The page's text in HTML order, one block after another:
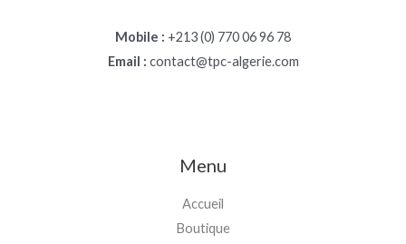
Mobile : +213 (0) 770 06 96 78
Email : contact@tpc-algerie.com
Menu
Accueil
Boutique